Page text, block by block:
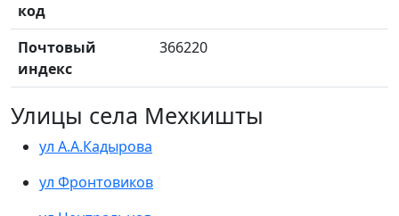
код
Почтовый
индекс
366220
Улицы села Мехкишты
ул А.А.Кадырова
ул Фронтовиков